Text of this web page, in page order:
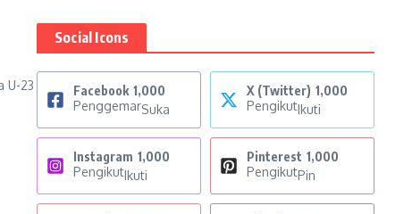
U-23
Social Icons
Facebook 1,000
PenggemarSuka
X (Twitter) 1,000
PengikutIkuti
Instagram 1,000
PengikutIkuti
Pinterest 1,000
PengikutPin